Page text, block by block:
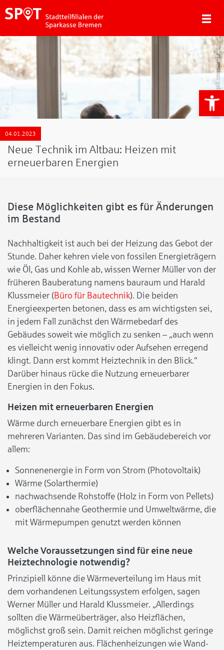
Freepik.com/Anita_Bonita7
04.01.2023
Neue Technik im Altbau: Heizen mit
erneuerbaren Energien
Diese Möglichkeiten gibt es für Änderungen
im Bestand
Nachhaltigkeit ist auch bei der Heizung das Gebot der
Stunde. Daher kehren viele von fossilen Energieträgern
wie Öl, Gas und Kohle ab, wissen Werner Müller von der
früheren Bauberatung namens bauraum und Harald
Klussmeier (Büro für Bautechnik). Die beiden
Energieexperten betonen, dass es am wichtigsten sei,
in jedem Fall zunächst den Wärmebedarf des
Gebäudes soweit wie möglich zu senken – „auch wenn
es vielleicht wenig innovativ oder Aufsehen erregend
klingt. Dann erst kommt Heiztechnik in den Blick.“
Darüber hinaus rücke die Nutzung erneuerbarer
Energien in den Fokus.
Heizen mit erneuerbaren Energien
Wärme durch erneuerbare Energien gibt es in
mehreren Varianten. Das sind im Gebäudebereich vor
allem:
Sonnenenergie in Form von Strom (Photovoltaik)
Wärme (Solarthermie)
nachwachsende Rohstoffe (Holz in Form von Pellets)
oberflächennahe Geothermie und Umweltwärme, die
mit Wärmepumpen genutzt werden können
Welche Voraussetzungen sind für eine neue
Heiztechnologie notwendig?
Prinzipiell könne die Wärmeverteilung im Haus mit
dem vorhandenen Leitungssystem erfolgen, sagen
Werner Müller und Harald Klussmeier. „Allerdings
sollten die Wärmeüberträger, also Heizflächen,
möglichst groß sein. Damit reichen möglichst geringe
Heiztemperaturen aus. Flächenheizungen wie Wand-